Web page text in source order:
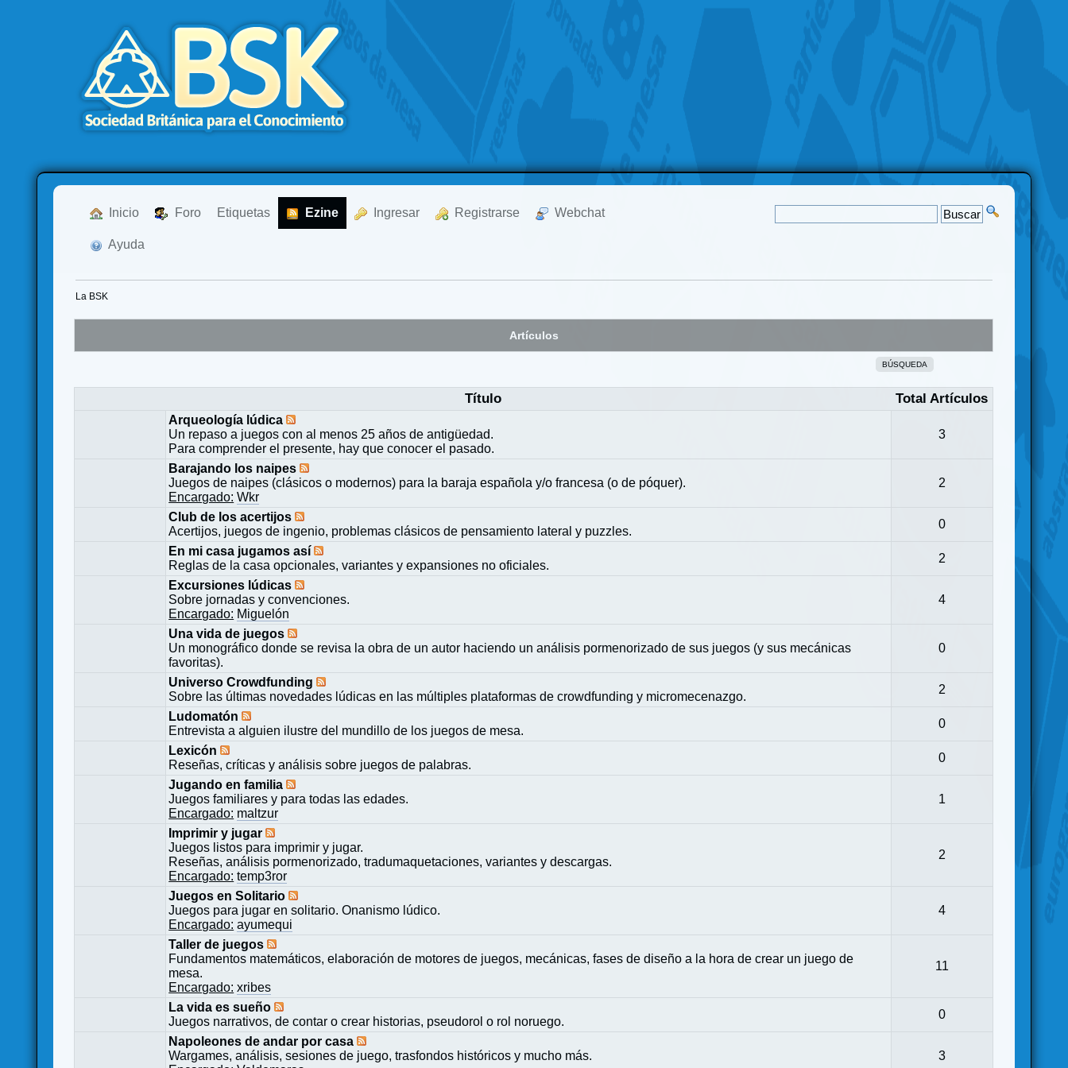
Inicio Foro Etiquetas Ezine Ingresar Registrarse Webchat
Ayuda
La BSK
Artículos
BÚSQUEDA
Título Total Artículos
Arqueología lúdica
Un repaso a juegos con al menos 25 años de antigüedad.
Para comprender el presente, hay que conocer el pasado.
3
Barajando los naipes
Juegos de naipes (clásicos o modernos) para la baraja española y/o francesa (o de póquer).
Encargado: Wkr
2
Club de los acertijos
Acertijos, juegos de ingenio, problemas clásicos de pensamiento lateral y puzzles.
0
En mi casa jugamos así
Reglas de la casa opcionales, variantes y expansiones no oficiales.
2
Excursiones lúdicas
Sobre jornadas y convenciones.
Encargado: Miguelón
4
Una vida de juegos
Un monográfico donde se revisa la obra de un autor haciendo un análisis pormenorizado de sus juegos (y sus mecánicas
favoritas).
0
Universo Crowdfunding
Sobre las últimas novedades lúdicas en las múltiples plataformas de crowdfunding y micromecenazgo.
2
Ludomatón
Entrevista a alguien ilustre del mundillo de los juegos de mesa.
0
Lexicón
Reseñas, críticas y análisis sobre juegos de palabras.
0
Jugando en familia
Juegos familiares y para todas las edades.
Encargado: maltzur
1
Imprimir y jugar
Juegos listos para imprimir y jugar.
Reseñas, análisis pormenorizado, tradumaquetaciones, variantes y descargas.
Encargado: temp3ror
2
Juegos en Solitario
Juegos para jugar en solitario. Onanismo lúdico.
Encargado: ayumequi
4
Taller de juegos
Fundamentos matemáticos, elaboración de motores de juegos, mecánicas, fases de diseño a la hora de crear un juego de
mesa.
Encargado: xribes
11
La vida es sueño
Juegos narrativos, de contar o crear historias, pseudorol o rol noruego.
0
Napoleones de andar por casa
Wargames, análisis, sesiones de juego, trasfondos históricos y mucho más.
3